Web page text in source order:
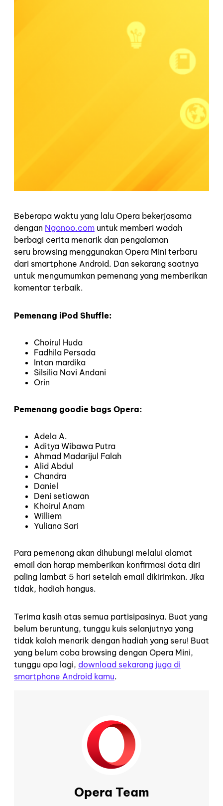
Beberapa waktu yang lalu Opera bekerjasama
dengan Ngonoo.com untuk memberi wadah
berbagi cerita menarik dan pengalaman
seru browsing menggunakan Opera Mini terbaru
dari smartphone Android. Dan sekarang saatnya
untuk mengumumkan pemenang yang memberikan
komentar terbaik.
Pemenang iPod Shuffle:
Choirul Huda
Fadhila Persada
Intan mardika
Silsilia Novi Andani
Orin
Pemenang goodie bags Opera:
Adela A.
Aditya Wibawa Putra
Ahmad Madarijul Falah
Alid Abdul
Chandra
Daniel
Deni setiawan
Khoirul Anam
Williem
Yuliana Sari
Para pemenang akan dihubungi melalui alamat
email dan harap memberikan konfirmasi data diri
paling lambat 5 hari setelah email dikirimkan. Jika
tidak, hadiah hangus.
Terima kasih atas semua partisipasinya. Buat yang
belum beruntung, tunggu kuis selanjutnya yang
tidak kalah menarik dengan hadiah yang seru! Buat
yang belum coba browsing dengan Opera Mini,
tunggu apa lagi, download sekarang juga di
smartphone Android kamu.
Opera Team